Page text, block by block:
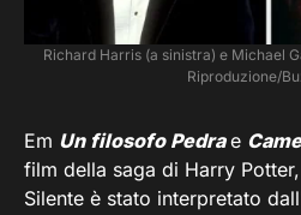
Richard Harris (a sinistra) e Michael
Riproduzione/
Em Un filosofo Pedra e
film della saga di Harry
Silente è stato interpretato